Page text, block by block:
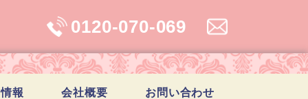
0120-070-069
報 会社概要 お問い合わせ